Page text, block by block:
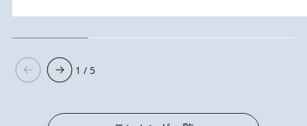
1 / 5